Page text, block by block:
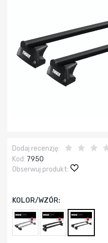
Dodaj recenzję:
Kod: 7950
Obserwuj produkt:
KOLOR/WZÓR: